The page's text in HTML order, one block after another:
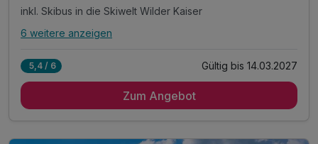
inkl. Skibus in die Skiwelt Wilder Kaiser
Alle Inklusivleistungen
3 x reichhaltiges Bio Frühstück vom Buffet
6 weitere anzeigen
5,4 / 6 Gültig bis 14.03.2027
Zum Angebot